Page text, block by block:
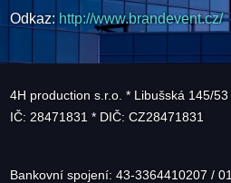
Odkaz: http://www.brandevent.cz/
4H production s.r.o. * Libušská 145/
IČ: 28471831 * DIČ: CZ28471831
Bankovní spojení: 43-3364410207 /